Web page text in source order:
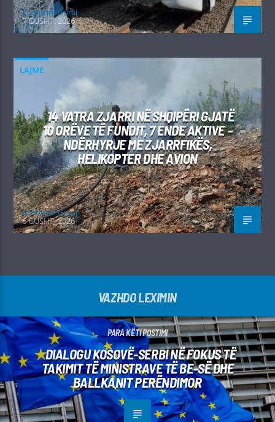
Kushtrim Guraj
7 GUSHT, 2026
LAJME
14 VATRA ZJARRI NË SHQIPËRI GJATË
10 ORËVE TË FUNDIT, 7 ENDE AKTIVE –
NDËRHYRJE ME ZJARRFIKËS,
HELIKOPTER DHE AVION
Kushtrim Guraj
6 GUSHT, 2026
VAZHDO LEXIMIN
PARA KËTI POSTIMI
DIALOGU KOSOVË-SERBI NË FOKUS TË
TAKIMIT TË MINISTRAVE TË BE-SË DHE
BALLKANIT PERËNDIMOR